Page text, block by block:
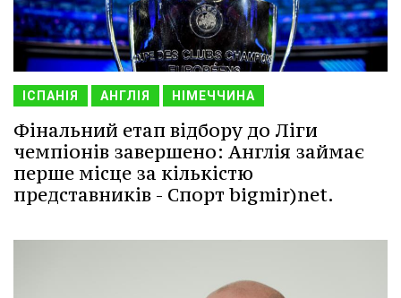
ІСПАНІЯ АНГЛІЯ НІМЕЧЧИНА
Фінальний етап відбору до Ліги
чемпіонів завершено: Англія займає
перше місце за кількістю
представників - Спорт bigmir)net.